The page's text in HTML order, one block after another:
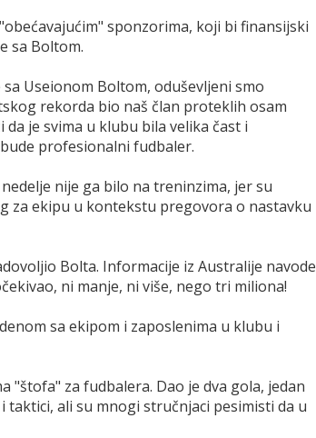
sponzorima, koji bi finansijski
sa Boltom.
Useionom Boltom, oduševljeni smo
rekorda bio naš član proteklih osam
je svima u klubu bila velika čast i
profesionalni fudbaler.
nije ga bilo na treninzima, jer su
za ekipu u kontekstu pregovora o nastavku
Bolta. Informacije iz Australije navode
ni manje, ni više, nego tri miliona!
sa ekipom i zaposlenima u klubu i
"štofa" za fudbalera. Dao je dva gola, jedan
ali su mnogi stručnjaci pesimisti da u